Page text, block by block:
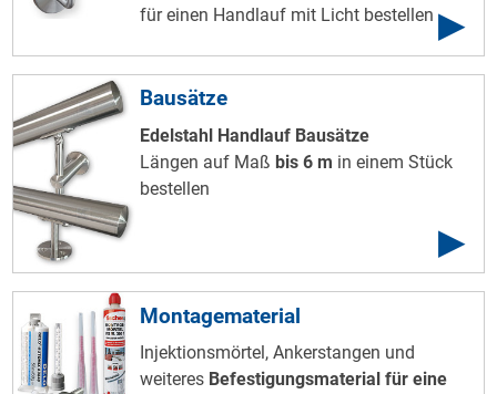
für einen Handlauf mit Licht bestellen
Bausätze
Edelstahl Handlauf Bausätze
Längen auf Maßbis 6 m in einem Stück
bestellen
Montagematerial
Injektionsmörtel, Ankerstangen und
weiteres Befestigungsmaterial für eine